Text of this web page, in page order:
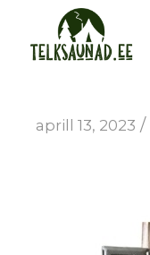
aprill 13, 2023 /